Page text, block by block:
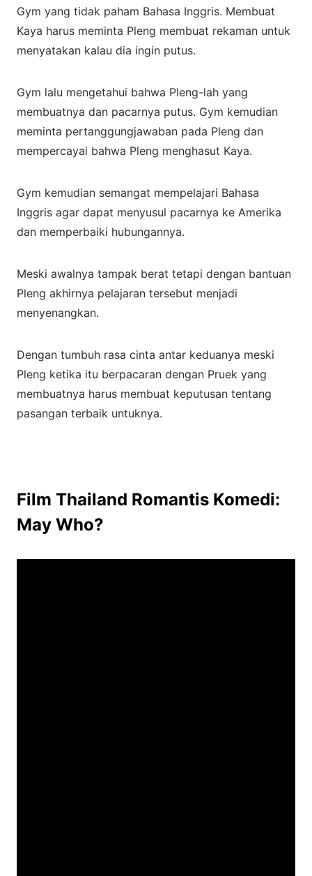
Gym yang tidak paham Bahasa Inggris. Membuat
Kaya harus meminta Pleng membuat rekaman untuk
menyatakan kalau dia ingin putus.
Gym lalu mengetahui bahwa Pleng-lah yang
membuatnya dan pacarnya putus. Gym kemudian
meminta pertanggungjawaban pada Pleng dan
mempercayai bahwa Pleng menghasut Kaya.
Gym kemudian semangat mempelajari Bahasa
Inggris agar dapat menyusul pacarnya ke Amerika
dan memperbaiki hubungannya.
Meski awalnya tampak berat tetapi dengan bantuan
Pleng akhirnya pelajaran tersebut menjadi
menyenangkan.
Dengan tumbuh rasa cinta antar keduanya meski
Pleng ketika itu berpacaran dengan Pruek yang
membuatnya harus membuat keputusan tentang
pasangan terbaik untuknya.
Film Thailand Romantis Komedi:
May Who?